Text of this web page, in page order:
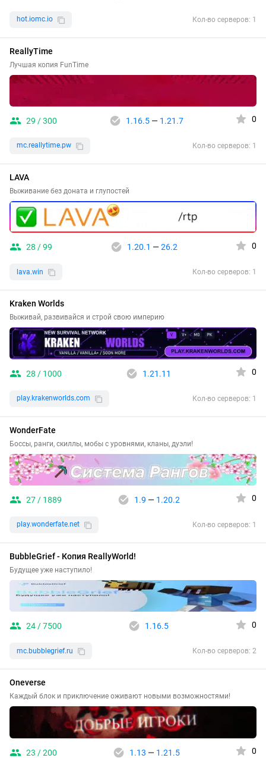
hot.iomc.io Кол-во серверов: 1
ReallyTime
Лучшая копия FunTime
29 / 300 1.16.5— 1.21.7 0
mc.reallytime.pw Кол-во серверов: 1
LAVA
Выживание без доната и глупостей
28 / 99 1.20.1 — 26.2 0
lava.win Кол-во серверов: 1
Kraken Worlds
Выживай, развивайся и строй свою империю
28 / 1000 1.21.11 0
play.krakenworlds.com Кол-во серверов: 1
WonderFate
Боссы, ранги, скиллы, мобы с уровнями, кланы, дуэли!
27 / 1889 1.9 — 1.20.2 0
play.wonderfate.net Кол-во серверов: 1
BubbleGrief - Копия ReallyWorld!
Будущее уже наступило!
24 / 7500 1.16.5 0
mc.bubblegrief.ru Кол-во серверов: 2
Oneverse
Каждый блок и приключение оживают новыми возможностями!
23 / 200 1.13 — 1.21.5 0